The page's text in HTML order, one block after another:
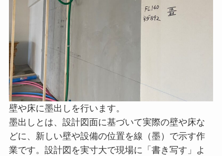
壁や床に墨出しを行います。
墨出しとは、設計図面に基づいて実際の壁や床な
どに、新しい壁や設備の位置を線（墨）で示す作
業です。設計図を実寸大で現場に「書き写す」よ